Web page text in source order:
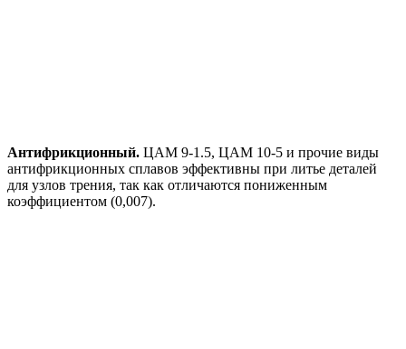
Антифрикционный. ЦАМ 9-1.5, ЦАМ 10-5 и прочие виды
антифрикционных сплавов эффективны при литье деталей
для узлов трения, так как отличаются пониженным
коэффициентом (0,007).